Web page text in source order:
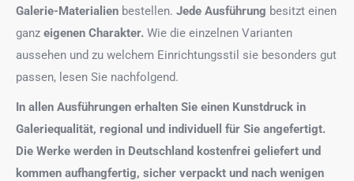
Galerie-Materialien bestellen. Jede Ausführung besitzt einen
ganz eigenen Charakter. Wie die einzelnen Varianten
aussehen und zu welchem Einrichtungsstil sie besonders gut
passen, lesen Sie nachfolgend.
In allen Ausführungen erhalten Sie einen Kunstdruck in
Galeriequalität, regional und individuell für Sie angefertigt.
Die Werke werden in Deutschland kostenfrei geliefert und
kommen aufhangfertig, sicher verpackt und nach wenigen